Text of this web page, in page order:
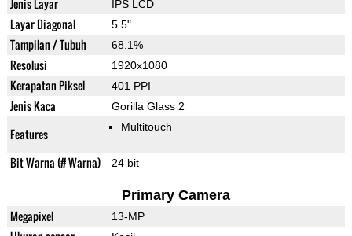
Jenis Layar IPS LCD
Layar Diagonal 5.5"
Tampilan / Tubuh 68.1%
Resolusi 1920x1080
Kerapatan Piksel 401 PPI
Jenis Kaca Gorilla Glass 2
Features Multitouch
Bit Warna (# Warna) 24 bit
Primary Camera
Megapixel 13-MP